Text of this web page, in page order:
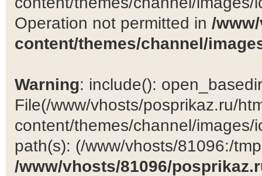
Operation not permitted in /
content/themes/channel/
Warning: include():
File(/www/vhosts/posprikaz.ru/
content/themes/channel/
path(s): (/www/vhosts/81096:/
/www/vhosts/81096/